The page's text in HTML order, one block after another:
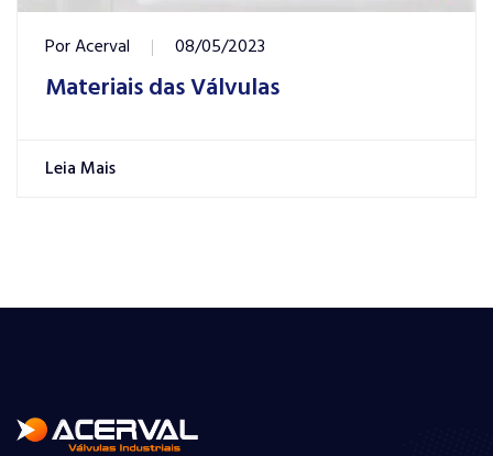
PorAcerval 08/05/2023
Materiais das Válvulas
Leia Mais